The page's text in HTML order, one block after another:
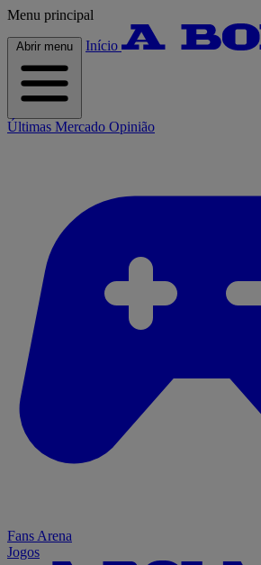
Menu principal
Abrir menu Início
Últimas Mercado Opinião
Fans Arena
Jogos